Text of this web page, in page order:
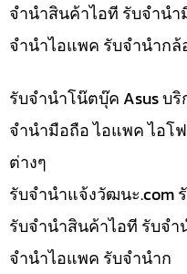
จำนำสินค้าไอที รับจำน
จำนำไอแพค รับจำนำกล้
รับจำนำโน๊ตบุ๊ค Asus บ
จำนำมือถือ ไอแพค ไอโ
ต่างๆ
รับจํานําแจ้งวัฒนะ.com
รับจำนำสินค้าไอที รับจ
จำนำไอแพค รับจำนำก